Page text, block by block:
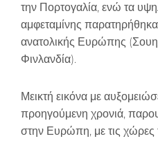
την Πορτογαλία, ενώ τα
αμφεταμίνης
ανατολικής Ευρώπης
Φινλανδία).
Μεικτή εικόνα με
προηγούμενη χρονιά,
στην Ευρώπη, με τις χώρες